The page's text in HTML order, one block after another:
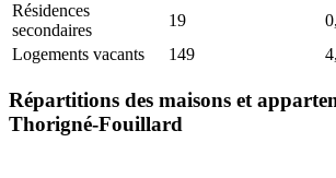
Résidences
secondaires
19
Logements vacants
149
Répartitions des maisons et
Thorigné-Fouillard